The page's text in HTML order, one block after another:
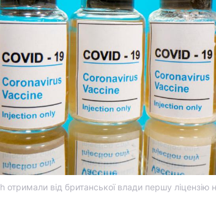
отримали від британської влади першу ліцензію